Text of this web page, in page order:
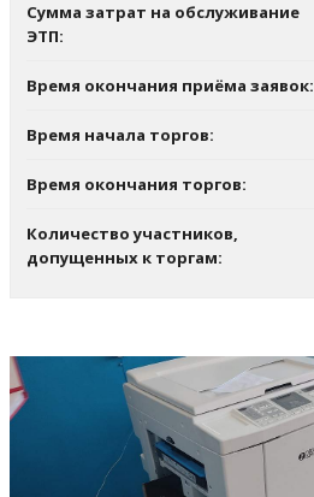
Сумма затрат на обслуживание
ЭТП:
Время окончания приёма заявок:
Время начала торгов:
Время окончания торгов:
Количество участников,
допущенных к торгам: